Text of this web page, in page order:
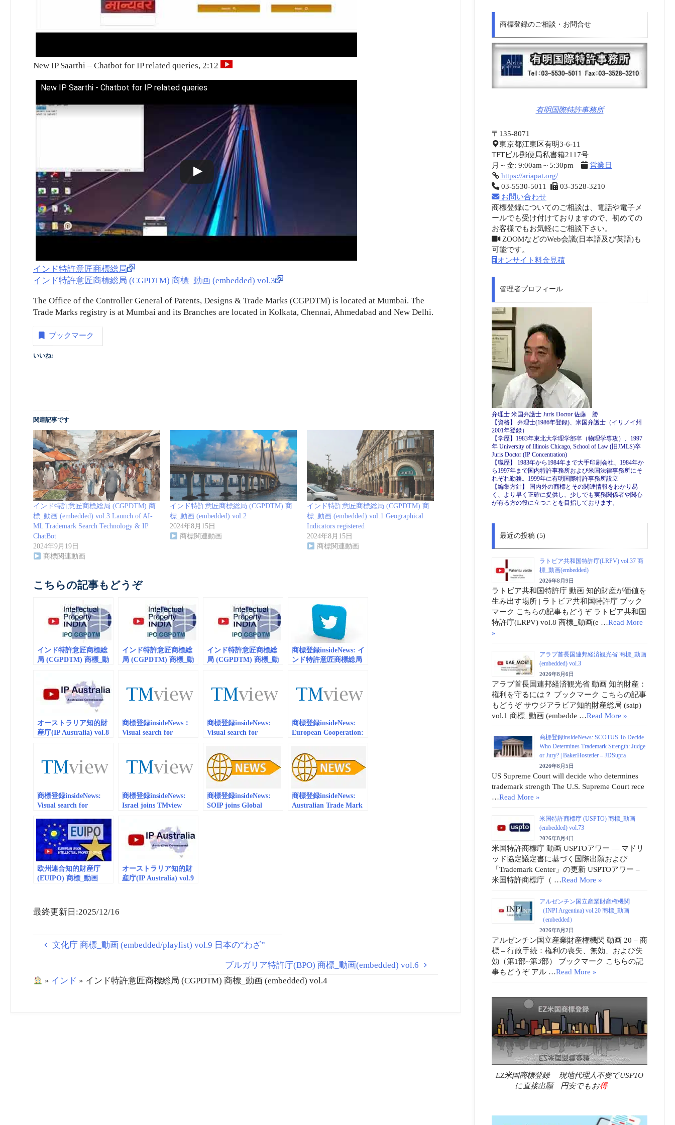
New IP Saarthi – Chatbot for IP related queries, 2:12
New IP Saarthi - Chatbot for IP related queries
インド特許意匠商標総局
インド特許意匠商標総局 (CGPDTM) 商標_動画 (embedded) vol.3
The Office of the Controller General of Patents, Designs & Trade Marks (CGPDTM) is located at Mumbai. The
Trade Marks registry is at Mumbai and its Branches are located in Kolkata, Chennai, Ahmedabad and New Delhi.
ブックマーク
いいね:
関連記事です
インド特許意匠商標総局 (CGPDTM) 商
標_動画 (embedded) vol.3 Launch of AI-
ML Trademark Search Technology & IP
ChatBot
2024年9月19日
商標関連動画
インド特許意匠商標総局 (CGPDTM) 商
標_動画 (embedded) vol.2
2024年8月15日
商標関連動画
インド特許意匠商標総局 (CGPDTM) 商
標_動画 (embedded) vol.1 Geographical
Indicators registered
2024年8月15日
商標関連動画
こちらの記事もどうぞ
インド特許意匠商標総
局 (CGPDTM) 商標_動
Trademark Search
Technology & IP
インド特許意匠商標総
局 (CGPDTM) 商標_動
インド特許意匠商標総
局 (CGPDTM) 商標_動
registered
商標登録insideNews: イ
ンド特許意匠商標総局
オーストラリア知的財
産庁(IP Australia) vol.8
商標登録insideNews：
Visual search for
TMview
商標登録insideNews:
Visual search for
Ireland, Slovakia and
Czech Republic | EUIPO
商標登録insideNews:
European Cooperation:
TMview extended
to Germany | EUIPO
商標登録insideNews:
Visual search for
Poland | EUIPO
商標登録insideNews:
Israel joins TMview
商標登録insideNews:
SOIP joins Global
商標登録insideNews:
Australian Trade Mark
欧州連合知的財産庁
(EUIPO) 商標_動画
オーストラリア知的財
産庁(IP Australia) vol.9
最終更新日:2025/12/16
文化庁 商標_動画 (embedded/playlist) vol.9 日本の“わざ”
ブルガリア特許庁(BPO) 商標_動画(embedded) vol.6
» インド » インド特許意匠商標総局 (CGPDTM) 商標_動画 (embedded) vol.4
商標登録のご相談・お問合せ
有明国際特許事務所
〒135-8071
東京都江東区有明3-6-11
TFTビル郵便局私書箱2117号
月～金: 9:00am～5:30pm
営業日
https://ariapat.org/
03-5530-5011
03-3528-3210
お問い合わせ
商標登録についてのご相談は、電話や電子メ
ールでも受け付けておりますので、初めての
お客様でもお気軽にご相談下さい。
ZOOMなどのWeb会議(日本語及び英語)も
可能です。
オンサイト料金見積
管理者プロフィール
弁理士 米国弁護士 Juris Doctor 佐藤 勝
【資格】 弁理士(1986年登録)、米国弁護士（イリノイ州
2001年登録）
【学歴】1983年東北大学理学部卒（物理学専攻）、1997
年 University of Illinois Chicago, School of Law (旧JMLS)卒
Juris Doctor (IP Concentration)
【職歴】 1983年から1984年まで大手印刷会社、1984年か
ら1997年まで国内特許事務所および米国法律事務所にそ
れぞれ勤務。1999年に有明国際特許事務所設立
【編集方針】 国内外の商標とその関連情報をわかり易
く、より早く正確に提供し、少しでも実務関係者や関心
が有る方の役に立つことを目指しております。
最近の投稿 (5)
ラトビア共和国特許庁(LRPV) vol.37 商
標_動画(embedded)
2026年8月9日
ラトビア共和国特許庁 動画 知的財産が価値を
生み出す場所 | ラトビア共和国特許庁 ブック
マーク こちらの記事もどうぞ ラトビア共和国
特許庁(LRPV) vol.8 商標_動画(e …Read More
»
アラブ首長国連邦経済観光省 商標_動画
(embedded) vol.3
2026年8月6日
アラブ首長国連邦経済観光省 動画 知的財産：
権利を守るには？ ブックマーク こちらの記事
もどうぞ サウジアラビア知的財産総局 (saip)
vol.1 商標_動画 (embedde …Read More »
商標登録insideNews: SCOTUS To Decide
Who Determines Trademark Strength: Judge
or Jury? | BakerHostetler – JDSupra
2026年8月5日
US Supreme Court will decide who determines
trademark strength The U.S. Supreme Court rece
…Read More »
米国特許商標庁 (USPTO) 商標_動画
(embedded) vol.73
2026年8月4日
米国特許商標庁 動画 USPTOアワー ― マドリ
ッド協定議定書に基づく国際出願および
「Trademark Center」の更新 USPTOアワー –
米国特許商標庁（ …Read More »
アルゼンチン国立産業財産権機関
（INPI Argentina) vol.20 商標_動画
（embedded）
2026年8月2日
アルゼンチン国立産業財産権機関 動画 20 – 商
標 – 行政手続：権利の喪失、無効、および失
効（第1部~第3部） ブックマーク こちらの記
事もどうぞ アル …Read More »
EZ米国商標登録 現地代理人不要でUSPTO
に直接出願 円安でもお得